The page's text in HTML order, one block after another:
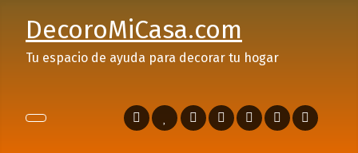
DecoroMiCasa.com
Tu espacio de ayuda para decorar tu hogar